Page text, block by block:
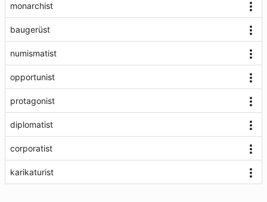
monarchist
baugerüst
numismatist
opportunist
protagonist
diplomatist
corporatist
karikaturist